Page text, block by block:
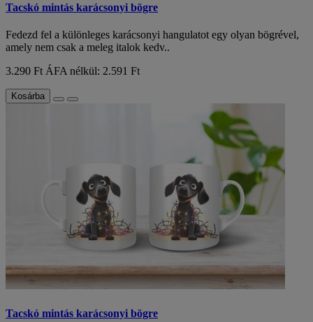
Tacskó mintás karácsonyi bögre
Fedezd fel a különleges karácsonyi hangulatot egy olyan bögrével,
amely nem csak a meleg italok kedv..
3.290 Ft ÁFA nélkül: 2.591 Ft
Kosárba
Tacskó mintás karácsonyi bögre